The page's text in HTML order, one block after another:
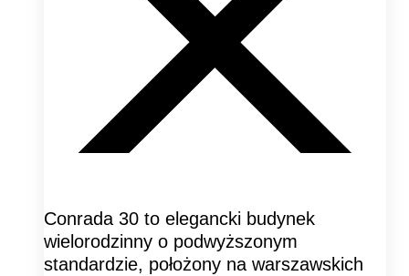
Conrada 30 to elegancki budynek
wielorodzinny o podwyższonym
standardzie, położony na warszawskich